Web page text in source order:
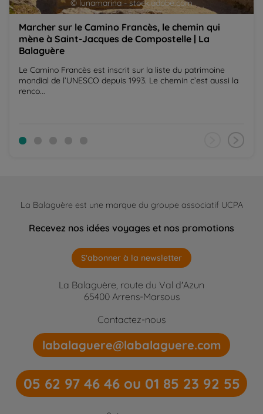
© lunamarina - stock.adobe.com
Marcher sur le Camino Francès, le chemin qui
mène à Saint-Jacques de Compostelle | La
Balaguère
Le Camino Francès est inscrit sur la liste du patrimoine
mondial de l’UNESCO depuis 1993. Le chemin c’est aussi la
renco...
La Balaguère est une marque du groupe associatif UCPA
Recevez nos idées voyages et nos promotions
S'abonner à la newsletter
La Balaguère, route du Val d'Azun
65400 Arrens-Marsous
Contactez-nous
labalaguere@labalaguere.com
05 62 97 46 46 ou 01 85 23 92 55